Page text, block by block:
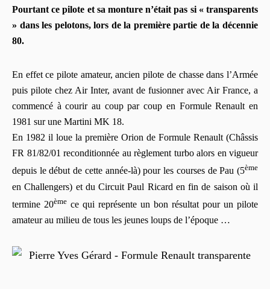
Pourtant ce pilote et sa monture n’était pas si « transparents
» dans les pelotons, lors de la première partie de la décennie
80.
En effet ce pilote amateur, ancien pilote de chasse dans l’Armée
puis pilote chez Air Inter, avant de fusionner avec Air France, a
commencé à courir au coup par coup en Formule Renault en
1981 sur une Martini MK 18.
En 1982 il loue la première Orion de Formule Renault (Châssis
FR 81/82/01 reconditionnée au règlement turbo alors en vigueur
depuis le début de cette année-là) pour les courses de Pau (5ème
en Challengers) et du Circuit Paul Ricard en fin de saison où il
termine 20ème ce qui représente un bon résultat pour un pilote
amateur au milieu de tous les jeunes loups de l’époque …